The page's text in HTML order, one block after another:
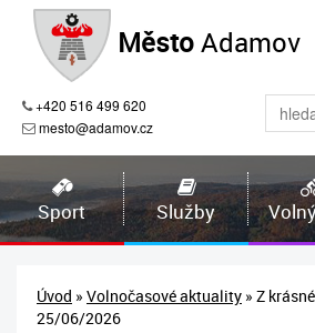
MěstoAdamov
+420 516 499 620
mesto@adamov.cz
Sport Služby
Úvod » Volnočasové aktuality » Z
25/06/2026